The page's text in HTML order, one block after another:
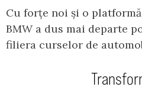
Cu forțe noi și o
BMW a dus mai departe
filiera curselor de